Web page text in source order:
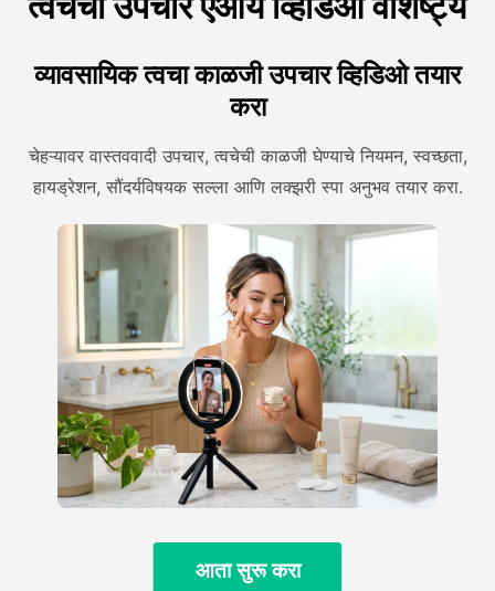
व्यावसायिक त्वचा काळजी उपचार व्हिडिओ तयार
करा
चेहऱ्यावर वास्तववादी उपचार, त्वचेची काळजी घेण्याचे नियमन, स्वच्छता,
हायड्रेशन, सौंदर्यविषयक सल्ला आणि लक्झरी स्पा अनुभव तयार करा.
आता सुरू करा